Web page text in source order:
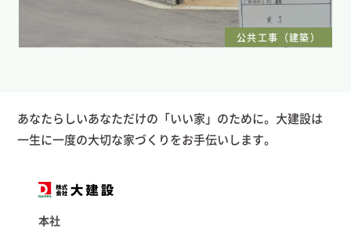
公共工事（建築）
あなたらしいあなただけの「いい家」のために。大建設は
一生に一度の大切な家づくりをお手伝いします。
本社